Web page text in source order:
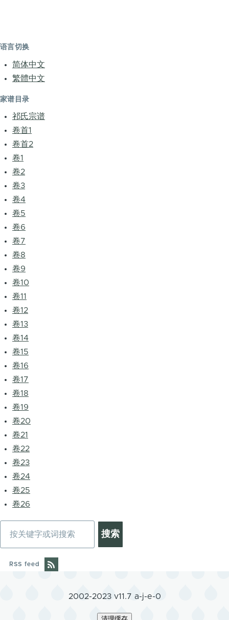
语言切换
简体中文
繁體中文
家谱目录
祁氏宗谱
卷首1
卷首2
卷1
卷2
卷3
卷4
卷5
卷6
卷7
卷8
卷9
卷10
卷11
卷12
卷13
卷14
卷15
卷16
卷17
卷18
卷19
卷20
卷21
卷22
卷23
卷24
卷25
卷26
RSS feed
2002-2023 v11.7 a-j-e-0